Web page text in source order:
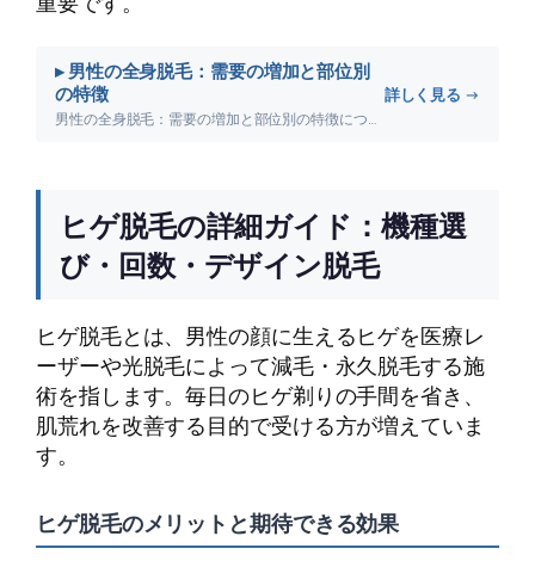
▸ 男性の全身脱毛：需要の増加と部位別
の特徴
男性の全身脱毛：需要の増加と部位別の特徴について詳しく解説します。
詳しく見る →
ヒゲ脱毛の詳細ガイド：機種選
び・回数・デザイン脱毛
ヒゲ脱毛とは、男性の顔に生えるヒゲを医療レ
ーザーや光脱毛によって減毛・永久脱毛する施
術を指します。毎日のヒゲ剃りの手間を省き、
肌荒れを改善する目的で受ける方が増えていま
す。
ヒゲ脱毛のメリットと期待できる効果